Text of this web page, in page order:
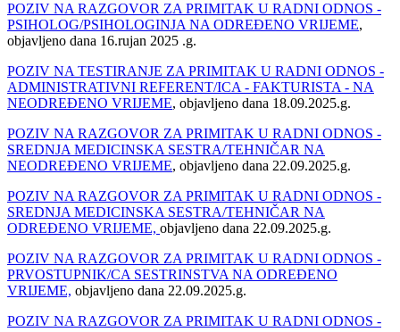
POZIV NA RAZGOVOR ZA PRIMITAK U RADNI ODNOS -
PSIHOLOG/PSIHOLOGINJA NA ODREĐENO VRIJEME,
objavljeno dana 16.rujan 2025 .g.
POZIV NA TESTIRANJE ZA PRIMITAK U RADNI ODNOS -
ADMINISTRATIVNI REFERENT/ICA - FAKTURISTA - NA
NEODREĐENO VRIJEME, objavljeno dana 18.09.2025.g.
POZIV NA RAZGOVOR ZA PRIMITAK U RADNI ODNOS -
SREDNJA MEDICINSKA SESTRA/TEHNIČAR NA
NEODREĐENO VRIJEME, objavljeno dana 22.09.2025.g.
POZIV NA RAZGOVOR ZA PRIMITAK U RADNI ODNOS -
SREDNJA MEDICINSKA SESTRA/TEHNIČAR NA
ODREĐENO VRIJEME, objavljeno dana 22.09.2025.g.
POZIV NA RAZGOVOR ZA PRIMITAK U RADNI ODNOS -
PRVOSTUPNIK/CA SESTRINSTVA NA ODREĐENO
VRIJEME, objavljeno dana 22.09.2025.g.
POZIV NA RAZGOVOR ZA PRIMITAK U RADNI ODNOS -